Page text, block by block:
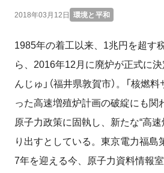
2018年03月12日 環境と平和
1985年の着工以来、1兆円を超す
ら、2016年12月に廃炉が正式に決
んじゅ」（福井県敦賀市）。「核燃
った高速増殖炉計画の破綻にも関
原子力政策に固執し、新たな“高
り出すとしている。東京電力福島
7年を迎える今、原子力資料情報